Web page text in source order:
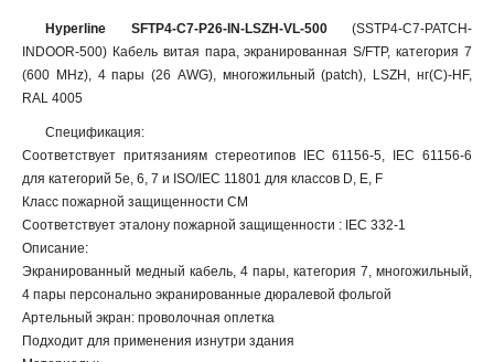
Hyperline SFTP4-C7-P26-IN-LSZH-VL-500(SSTP4-C7-PATCH-
INDOOR-500) Кабель витая пара, экранированная S/FTP, категория 7
(600 MHz), 4 пары (26 AWG), многожильный (patch), LSZH, нг(С)-HF,
RAL 4005
Спецификация:
Соответствует притязаниям стереотипов IEC 61156-5, IEC 61156-6
для категорий 5е, 6, 7 и ISO/IEC 11801 для классов D, E, F
Класс пожарной защищенности СМ
Соответствует эталону пожарной защищенности : IEC 332-1
Описание:
Экранированный медный кабель, 4 пары, категория 7, многожильный,
4 пары персонально экранированные дюралевой фольгой
Артельный экран: проволочная оплетка
Подходит для применения изнутри здания